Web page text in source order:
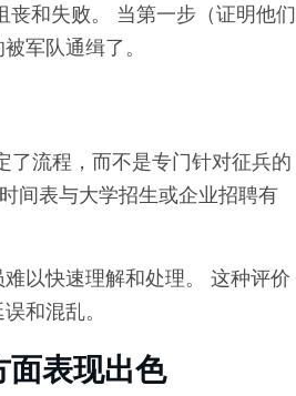
和失败。 当第一步（证明他们
军队通缉了。
了流程，而不是专门针对征兵的
间表与大学招生或企业招聘有
以快速理解和处理。 这种评价
和混乱。
表现出色